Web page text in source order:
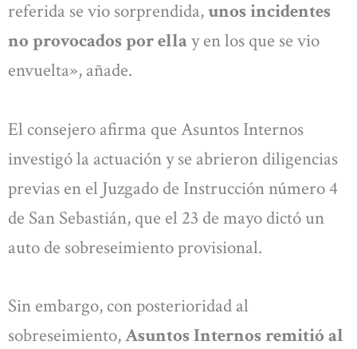
referida se vio sorprendida,unos incidentes
no provocados por ellay en los que se vio
envuelta», añade.
El consejero afirma que Asuntos Internos
investigó la actuación y se abrieron diligencias
previas en el Juzgado de Instrucción número 4
de San Sebastián, que el 23 de mayo dictó un
auto de sobreseimiento provisional.
Sin embargo, con posterioridad al
sobreseimiento,Asuntos Internos remitió al